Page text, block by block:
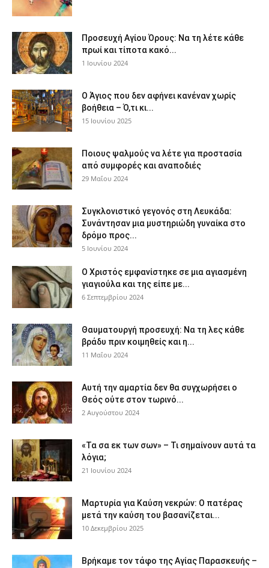
Προσευχή Αγίου Όρους: Να τη λέτε κάθε
πρωί και τίποτα κακό...
1 Ιουνίου 2024
Ο Άγιος που δεν αφήνει κανέναν χωρίς
βοήθεια – Ό,τι κι...
15 Ιουνίου 2025
Ποιους ψαλμούς να λέτε για προστασία
από συμφορές και αναποδιές
29 Μαΐου 2024
Συγκλονιστικό γεγονός στη Λευκάδα:
Συνάντησαν μια μυστηριώδη γυναίκα στο
δρόμο προς...
5 Ιουνίου 2024
Ο Χριστός εμφανίστηκε σε μια αγιασμένη
γιαγιούλα και της είπε με...
6 Σεπτεμβρίου 2024
Θαυματουργή προσευχή: Να τη λες κάθε
βράδυ πριν κοιμηθείς και η...
11 Μαΐου 2024
Αυτή την αμαρτία δεν θα συγχωρήσει ο
Θεός ούτε στον τωρινό...
2 Αυγούστου 2024
«Τα σα εκ των σων» – Τι σημαίνουν αυτά τα
λόγια;
21 Ιουνίου 2024
Μαρτυρία για Καύση νεκρών: Ο πατέρας
μετά την καύση του βασανίζεται...
10 Δεκεμβρίου 2025
Βρήκαμε τον τάφο της Αγίας Παρασκευής –